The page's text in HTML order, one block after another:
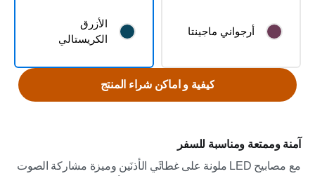
آمنة وممتعة ومناسبة للسفر
مع مصابيح LED ملونة على غطائَي الأذنَين وميزة مشاركة الصوت
أرجواني ماجينتا
الأزرق
الكريستالي
كيفية و اماكن شراء المنتج